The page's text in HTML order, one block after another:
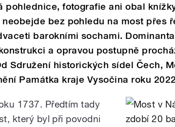
pohlednice, fotografie ani obal
neobejde bez pohledu na most přes
barokními sochami.
a opravou postupně
Sdružení historických sídel Čech,
Památka kraje Vysočina roku
1737. Předtím tady
který byl při povodni